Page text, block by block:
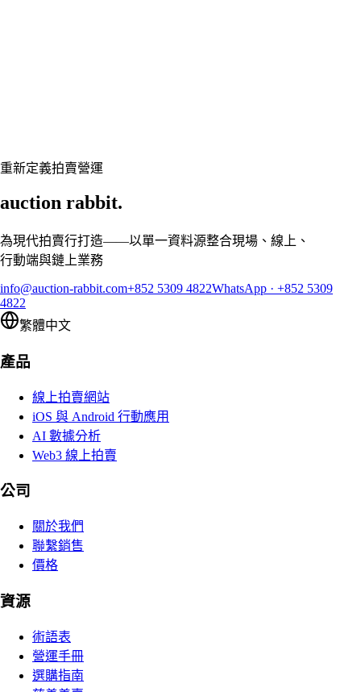
重新定義拍賣營運
auction rabbit.
為現代拍賣行打造——以單一資料源整合現場、線上、
行動端與鏈上業務
info@auction-rabbit.com+852 5309 4822WhatsApp · +852 5309
4822
繁體中文
產品
線上拍賣網站
iOS 與 Android 行動應用
AI 數據分析
Web3 線上拍賣
公司
關於我們
聯繫銷售
價格
資源
術語表
營運手冊
選購指南